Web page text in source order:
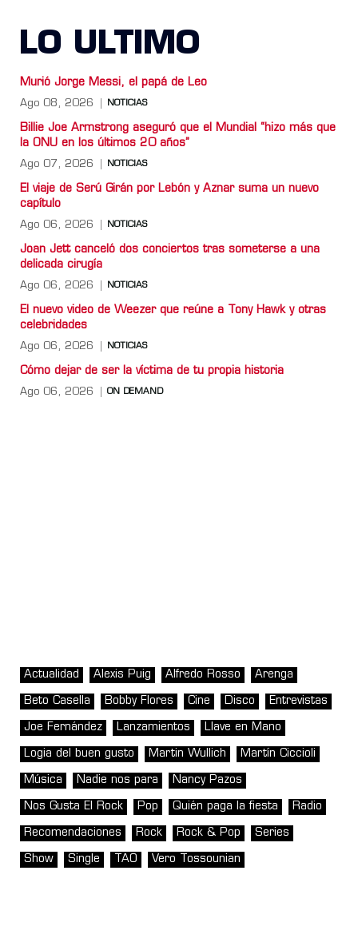
LO ULTIMO
Murió Jorge Messi, el papá de Leo
Ago 08, 2026 NOTICIAS
Billie Joe Armstrong aseguró que el Mundial “hizo más que
la ONU en los últimos 20 años”
Ago 07, 2026 NOTICIAS
El viaje de Serú Girán por Lebón y Aznar suma un nuevo
capítulo
Ago 06, 2026 NOTICIAS
Joan Jett canceló dos conciertos tras someterse a una
delicada cirugía
Ago 06, 2026 NOTICIAS
El nuevo video de Weezer que reúne a Tony Hawk y otras
celebridades
Ago 06, 2026 NOTICIAS
Cómo dejar de ser la víctima de tu propia historia
Ago 06, 2026 ON DEMAND
Actualidad Alexis Puig Alfredo Rosso Arenga
Beto Casella Bobby Flores Cine Disco Entrevistas
Joe Fernández Lanzamientos Llave en Mano
Logia del buen gusto Martin Wullich Martín Ciccioli
Música Nadie nos para Nancy Pazos
Nos Gusta El Rock Pop Quién paga la fiesta Radio
Recomendaciones Rock Rock & Pop Series
Show Single TAO Vero Tossounian